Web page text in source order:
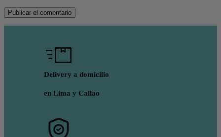
Delivery a domicilio
en Lima y Callao